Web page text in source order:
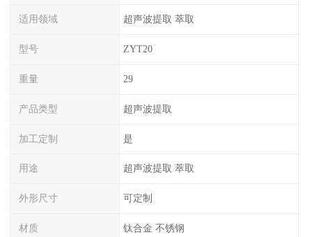
适用领域 超声波提取 萃取
型号 ZYT20
重量 29
产品类型 超声波提取
加工定制 是
用途 超声波提取 萃取
外形尺寸 可定制
材质 钛合金 不锈钢